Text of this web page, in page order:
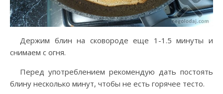
Держим блин на сковороде еще 1-1.5 минуты и
снимаем с огня.
Перед употреблением рекомендую дать постоять
блину несколько минут, чтобы не есть горячее тесто.